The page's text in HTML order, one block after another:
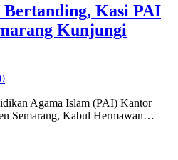
Bertanding, Kasi PAI
Kunjungi
0
Agama Islam (PAI) Kantor
Semarang, Kabul Hermawan…